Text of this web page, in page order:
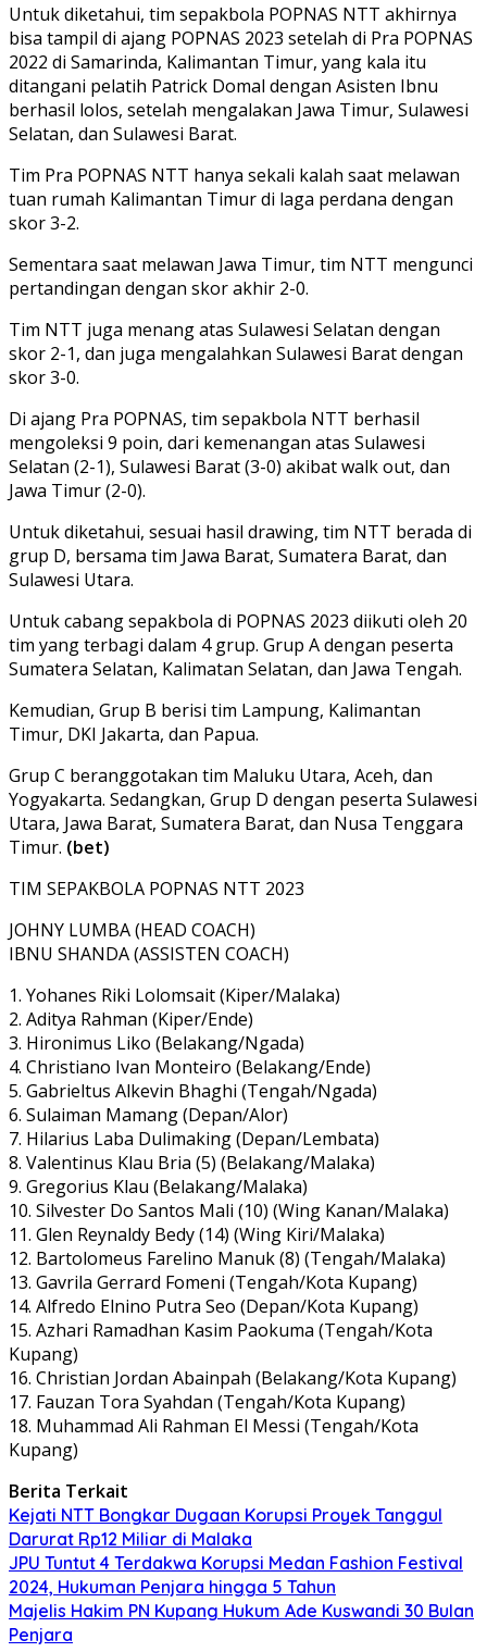
Untuk diketahui, tim sepakbola POPNAS NTT akhirnya
bisa tampil di ajang POPNAS 2023 setelah di Pra POPNAS
2022 di Samarinda, Kalimantan Timur, yang kala itu
ditangani pelatih Patrick Domal dengan Asisten Ibnu
berhasil lolos, setelah mengalakan Jawa Timur, Sulawesi
Selatan, dan Sulawesi Barat.
Tim Pra POPNAS NTT hanya sekali kalah saat melawan
tuan rumah Kalimantan Timur di laga perdana dengan
skor 3-2.
Sementara saat melawan Jawa Timur, tim NTT mengunci
pertandingan dengan skor akhir 2-0.
Tim NTT juga menang atas Sulawesi Selatan dengan
skor 2-1, dan juga mengalahkan Sulawesi Barat dengan
skor 3-0.
Di ajang Pra POPNAS, tim sepakbola NTT berhasil
mengoleksi 9 poin, dari kemenangan atas Sulawesi
Selatan (2-1), Sulawesi Barat (3-0) akibat walk out, dan
Jawa Timur (2-0).
Untuk diketahui, sesuai hasil drawing, tim NTT berada di
grup D, bersama tim Jawa Barat, Sumatera Barat, dan
Sulawesi Utara.
Untuk cabang sepakbola di POPNAS 2023 diikuti oleh 20
tim yang terbagi dalam 4 grup. Grup A dengan peserta
Sumatera Selatan, Kalimatan Selatan, dan Jawa Tengah.
Kemudian, Grup B berisi tim Lampung, Kalimantan
Timur, DKI Jakarta, dan Papua.
Grup C beranggotakan tim Maluku Utara, Aceh, dan
Yogyakarta. Sedangkan, Grup D dengan peserta Sulawesi
Utara, Jawa Barat, Sumatera Barat, dan Nusa Tenggara
Timur. (bet)
TIM SEPAKBOLA POPNAS NTT 2023
JOHNY LUMBA (HEAD COACH)
IBNU SHANDA (ASSISTEN COACH)
1. Yohanes Riki Lolomsait (Kiper/Malaka)
2. Aditya Rahman (Kiper/Ende)
3. Hironimus Liko (Belakang/Ngada)
4. Christiano Ivan Monteiro (Belakang/Ende)
5. Gabrieltus Alkevin Bhaghi (Tengah/Ngada)
6. Sulaiman Mamang (Depan/Alor)
7. Hilarius Laba Dulimaking (Depan/Lembata)
8. Valentinus Klau Bria (5) (Belakang/Malaka)
9. Gregorius Klau (Belakang/Malaka)
10. Silvester Do Santos Mali (10) (Wing Kanan/Malaka)
11. Glen Reynaldy Bedy (14) (Wing Kiri/Malaka)
12. Bartolomeus Farelino Manuk (8) (Tengah/Malaka)
13. Gavrila Gerrard Fomeni (Tengah/Kota Kupang)
14. Alfredo Elnino Putra Seo (Depan/Kota Kupang)
15. Azhari Ramadhan Kasim Paokuma (Tengah/Kota
Kupang)
16. Christian Jordan Abainpah (Belakang/Kota Kupang)
17. Fauzan Tora Syahdan (Tengah/Kota Kupang)
18. Muhammad Ali Rahman El Messi (Tengah/Kota
Kupang)
Berita Terkait
Kejati NTT Bongkar Dugaan Korupsi Proyek Tanggul
Darurat Rp12 Miliar di Malaka
JPU Tuntut 4 Terdakwa Korupsi Medan Fashion Festival
2024, Hukuman Penjara hingga 5 Tahun
Majelis Hakim PN Kupang Hukum Ade Kuswandi 30 Bulan
Penjara